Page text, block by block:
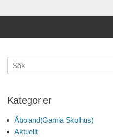
Sök
efter:
Kategorier
Åboland(Gamla Skolhus)
Aktuellt